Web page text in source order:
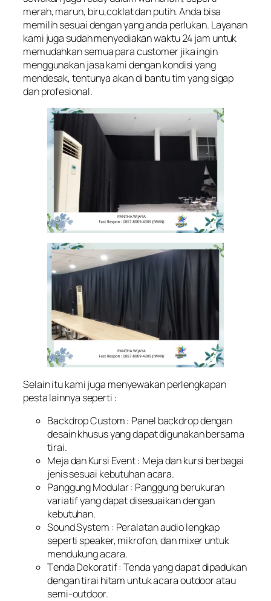
merah, marun, biru,coklat dan putih. Anda bisa
memilih sesuai dengan yang anda perlukan. Layanan
kami juga sudah menyediakan waktu 24 jam untuk
memudahkan semua para customer jika ingin
menggunakan jasa kami dengan kondisi yang
mendesak, tentunya akan di bantu tim yang sigap
dan profesional.
Selain itu kami juga menyewakan perlengkapan
pesta lainnya seperti :
Backdrop Custom: Panel backdrop dengan
desain khusus yang dapat digunakan bersama
tirai.
Meja dan Kursi Event: Meja dan kursi berbagai
jenis sesuai kebutuhan acara.
Panggung Modular: Panggung berukuran
variatif yang dapat disesuaikan dengan
kebutuhan.
Sound System : Peralatan audio lengkap
seperti speaker, mikrofon, dan mixer untuk
mendukung acara.
Tenda Dekoratif: Tenda yang dapat dipadukan
dengan tirai hitam untuk acara outdoor atau
semi-outdoor.